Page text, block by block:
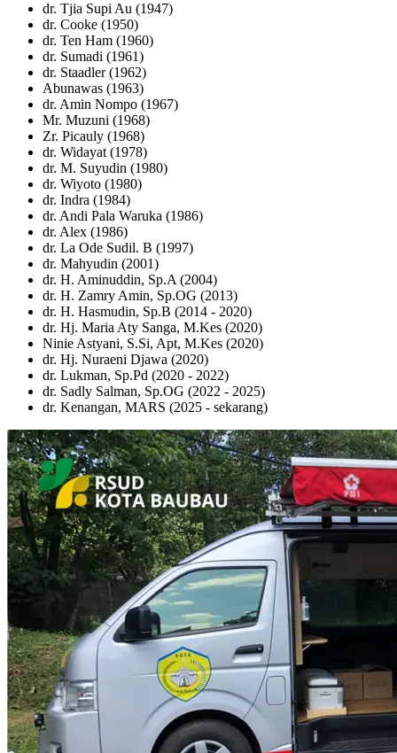
dr. Tjia Supi Au (1947)
dr. Cooke (1950)
dr. Ten Ham (1960)
dr. Sumadi (1961)
dr. Staadler (1962)
Abunawas (1963)
dr. Amin Nompo (1967)
Mr. Muzuni (1968)
Zr. Picauly (1968)
dr. Widayat (1978)
dr. M. Suyudin (1980)
dr. Wiyoto (1980)
dr. Indra (1984)
dr. Andi Pala Waruka (1986)
dr. Alex (1986)
dr. La Ode Sudil. B (1997)
dr. Mahyudin (2001)
dr. H. Aminuddin, Sp.A (2004)
dr. H. Zamry Amin, Sp.OG (2013)
dr. H. Hasmudin, Sp.B (2014 - 2020)
dr. Hj. Maria Aty Sanga, M.Kes (2020)
Ninie Astyani, S.Si, Apt, M.Kes (2020)
dr. Hj. Nuraeni Djawa (2020)
dr. Lukman, Sp.Pd (2020 - 2022)
dr. Sadly Salman, Sp.OG (2022 - 2025)
dr. Kenangan, MARS (2025 - sekarang)